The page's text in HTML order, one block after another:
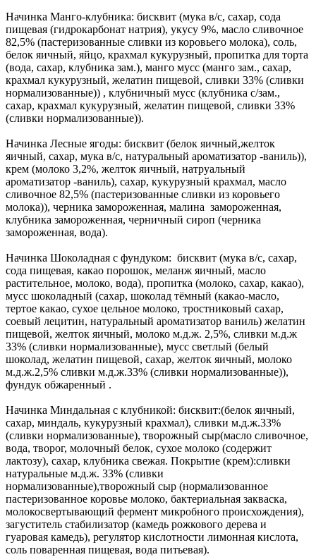
Начинка Манго-клубника: бисквит (мука в/с, сахар, сода
пищевая (гидрокарбонат натрия), укусу 9%, масло сливочное
82,5% (пастеризованные сливки из коровьего молока), соль,
белок яичный, яйцо, крахмал кукурузный, пропитка для торта
(вода, сахар, клубника зам.), манго мусс (манго зам., сахар,
крахмал кукурузный, желатин пищевой, сливки 33% (сливки
нормализованные)) , клубничный мусс (клубника с/зам.,
сахар, крахмал кукурузный, желатин пищевой, сливки 33%
(сливки нормализованные)).
Начинка Лесные ягоды: бисквит (белок яичный,желток
яичный, сахар, мука в/с, натуральный ароматизатор -ваниль)),
крем (молоко 3,2%, желток яичный, натруальный
ароматизатор -ваниль), сахар, кукурузный крахмал, масло
сливочное 82,5% (пастеризованные сливки из коровьего
молока)), черника замороженная, малина замороженная,
клубника замороженная, черничный сироп (черника
замороженная, вода).
Начинка Шоколадная с фундуком: бисквит (мука в/с, сахар,
сода пищевая, какао порошок, меланж яичный, масло
растительное, молоко, вода), пропитка (молоко, сахар, какао),
мусс шоколадный (сахар, шоколад тёмный (какао-масло,
тертое какао, сухое цельное молоко, тростниковый сахар,
соевый лецитин, натуральный ароматизатор ваниль) желатин
пищевой, желток яичный, молоко м.д.ж. 2,5%, сливки м.д.ж
33% (сливки нормализованные), мусс светлый (белый
шоколад, желатин пищевой, сахар, желток яичный, молоко
м.д.ж.2,5% сливки м.д.ж.33% (сливки нормализованные)),
фундук обжаренный .
Начинка Миндальная с клубникой: бисквит:(белок яичный,
сахар, миндаль, кукурузный крахмал), сливки м.д.ж.33%
(сливки нормализованные), творожный сыр(масло сливочное,
вода, творог, молочный белок, сухое молоко (содержит
лактозу), сахар, клубника свежая. Покрытие (крем):сливки
натуральные м.д.ж. 33% (сливки
нормализованные),творожный сыр (нормализованное
пастеризованное коровье молоко, бактериальная закваска,
молокосвертывающий фермент микробного происхождения),
загуститель стабилизатор (камедь рожкового дерева и
гуаровая камедь), регулятор кислотности лимонная кислота,
соль поваренная пищевая, вода питьевая).